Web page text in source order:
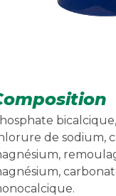
de sodium,